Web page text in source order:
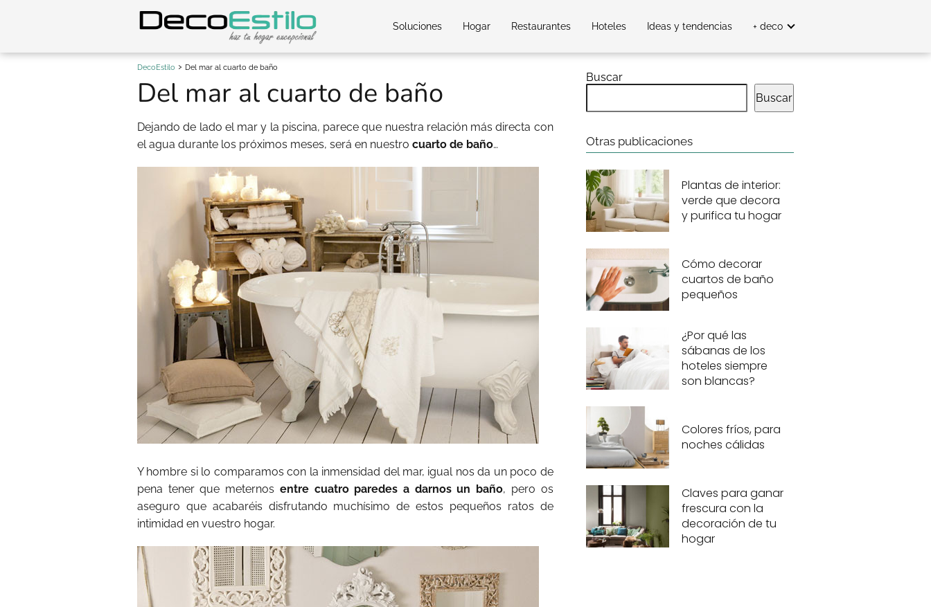
Soluciones Hogar Restaurantes Hoteles Ideas y tendencias + deco
DecoEstilo Del mar al cuarto de baño
Del mar al cuarto de baño
Dejando de lado el mar y la piscina, parece que nuestra relación más directa con
el agua durante los próximos meses, será en nuestro cuarto de baño…
Y hombre si lo comparamos con la inmensidad del mar, igual nos da un poco de
pena tener que meternos entre cuatro paredes a darnos un baño, pero os
aseguro que acabaréis disfrutando muchísimo de estos pequeños ratos de
intimidad en vuestro hogar.
Buscar
Buscar
Otras publicaciones
Plantas de interior:
verde que decora
y purifica tu hogar
Cómo decorar
cuartos de baño
pequeños
¿Por qué las
sábanas de los
hoteles siempre
son blancas?
Colores fríos, para
noches cálidas
Claves para ganar
frescura con la
decoración de tu
hogar